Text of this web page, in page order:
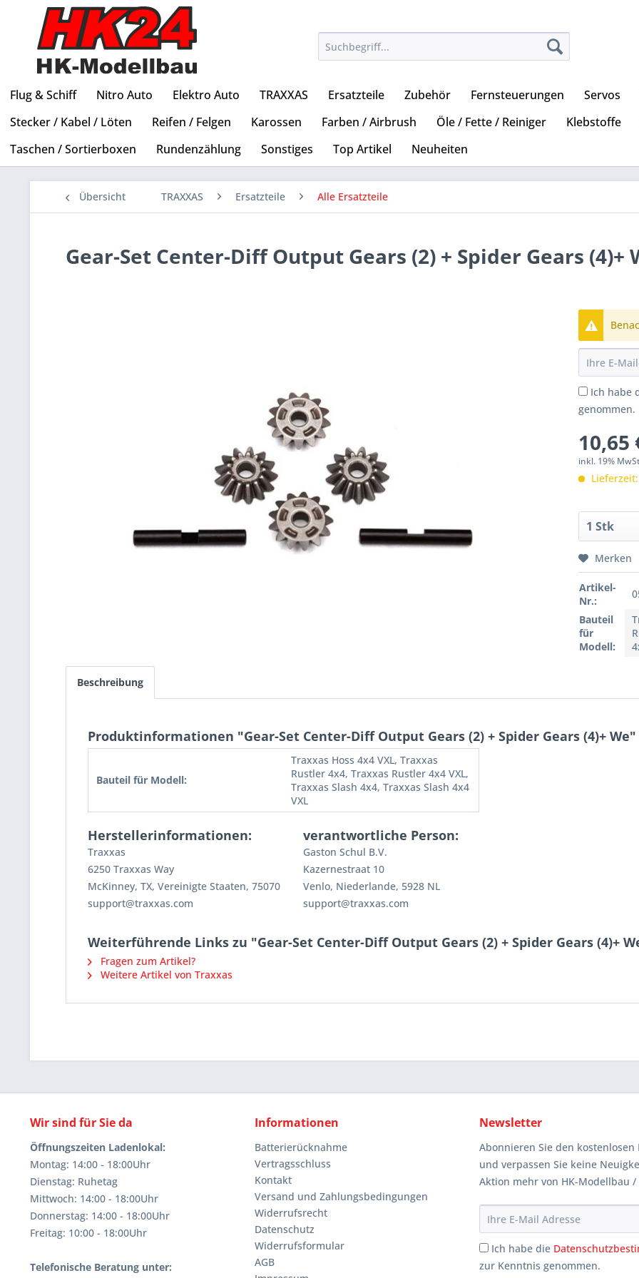
Flug & Schiff Nitro Auto Elektro Auto TRAXXAS Ersatzteile Zubehör Fernsteuerungen Servos
Stecker / Kabel / Löten
Reifen / Felgen Karossen Farben / Airbrush Öle / Fette / Reiniger Klebstoffe
Taschen / Sortierboxen
Rundenzählung Sonstiges Top Artikel Neuheiten
Übersicht TRAXXAS Ersatzteile Alle Ersatzteile
Gear-Set Center-Diff Output Gears (2) + Spider Gears (4)+
Ich habe
genommen.
10,65
inkl. 19%
Merken
Artikel-
Nr.:
Bauteil
für
Modell:
Beschreibung
Produktinformationen "Gear-Set Center-Diff Output Gears (2) + Spider Gears (4)+ We"
Bauteil für Modell:
Traxxas Hoss 4x4 VXL, Traxxas
Rustler 4x4, Traxxas Rustler 4x4 VXL,
Traxxas Slash 4x4, Traxxas Slash 4x4
VXL
Herstellerinformationen:
Traxxas
6250 Traxxas Way
McKinney, TX, Vereinigte Staaten, 75070
support@traxxas.com
verantwortliche Person:
Gaston Schul B.V.
Kazernestraat 10
Venlo, Niederlande, 5928 NL
support@traxxas.com
Weiterführende Links zu "Gear-Set Center-Diff Output Gears (2) + Spider Gears (4)+
Fragen zum Artikel?
Weitere Artikel von Traxxas
Wir sind für Sie da
Öffnungszeiten Ladenlokal:
Montag: 14:00 - 18:00Uhr
Dienstag: Ruhetag
Mittwoch: 14:00 - 18:00Uhr
Donnerstag: 14:00 - 18:00Uhr
Freitag: 10:00 - 18:00Uhr
Telefonische Beratung unter:
Informationen
Batterierücknahme
Vertragsschluss
Kontakt
Versand und Zahlungsbedingungen
Widerrufsrecht
Datenschutz
Widerrufsformular
AGB
Newsletter
Abonnieren Sie den kostenlosen
und verpassen Sie keine
Aktion mehr von HK-Modellbau /
Ich habe die
zur Kenntnis genommen.